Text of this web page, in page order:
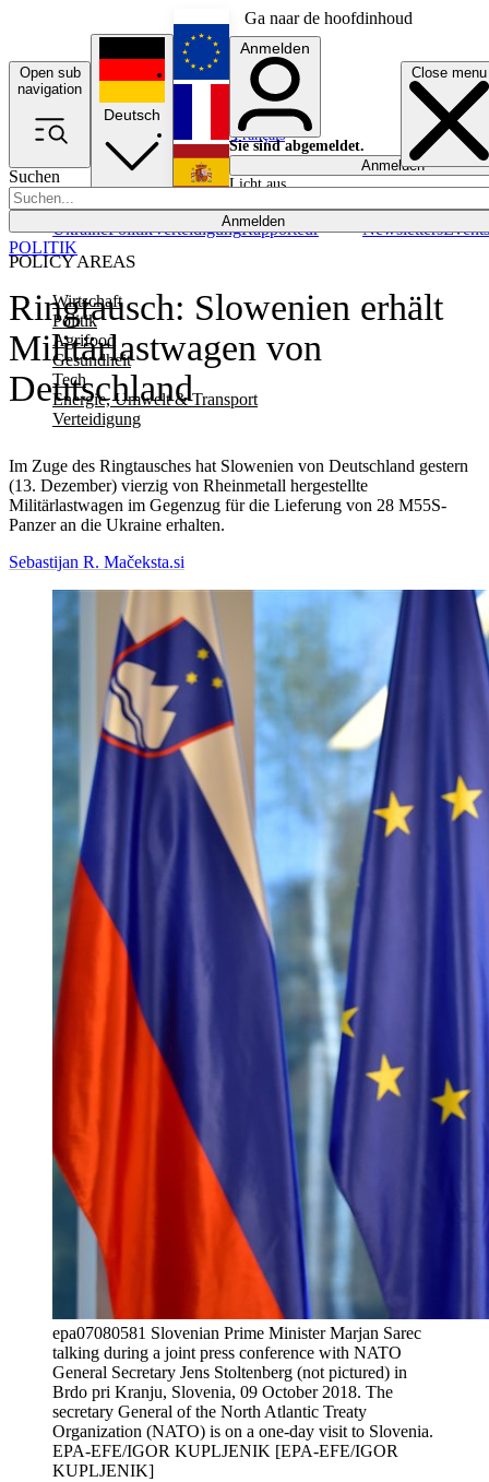
Ga naar de hoofdinhoud
Open sub
navigation
Close menu
Suchen
Anmelden
POLICY AREAS
Wirtschaft
Politik
Agrifood
Gesundheit
Tech
Energie, Umwelt & Transport
Verteidigung
UkrainePolitikVerteidigungRapporteur NewslettersEvents
Deutsch
English
Français
Anmelden
Sie sind abgemeldet.
Anmelden
Licht aus
Ringtausch: Slowenien erhält
Militärlastwagen von
Deutschland
Im Zuge des Ringtausches hat Slowenien von Deutschland gestern
(13. Dezember) vierzig von Rheinmetall hergestellte
Militärlastwagen im Gegenzug für die Lieferung von 28 M55S-
Panzer an die Ukraine erhalten.
POLITIK
Sebastijan R. Mačeksta.si
epa07080581 Slovenian Prime Minister Marjan Sarec
talking during a joint press conference with NATO
General Secretary Jens Stoltenberg (not pictured) in
Brdo pri Kranju, Slovenia, 09 October 2018. The
secretary General of the North Atlantic Treaty
Organization (NATO) is on a one-day visit to Slovenia.
EPA-EFE/IGOR KUPLJENIK [EPA-EFE/IGOR
KUPLJENIK]